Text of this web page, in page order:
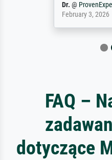
ProvenExpert
February 3, 2026
FAQ –
dotyczące